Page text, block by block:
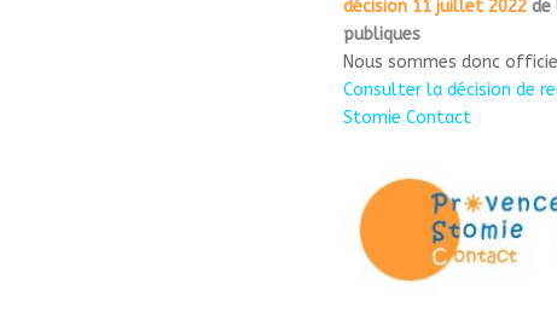
décision 11 juillet 2022de
publiques
Nous sommes donc
Consulter la décision de
Stomie Contact